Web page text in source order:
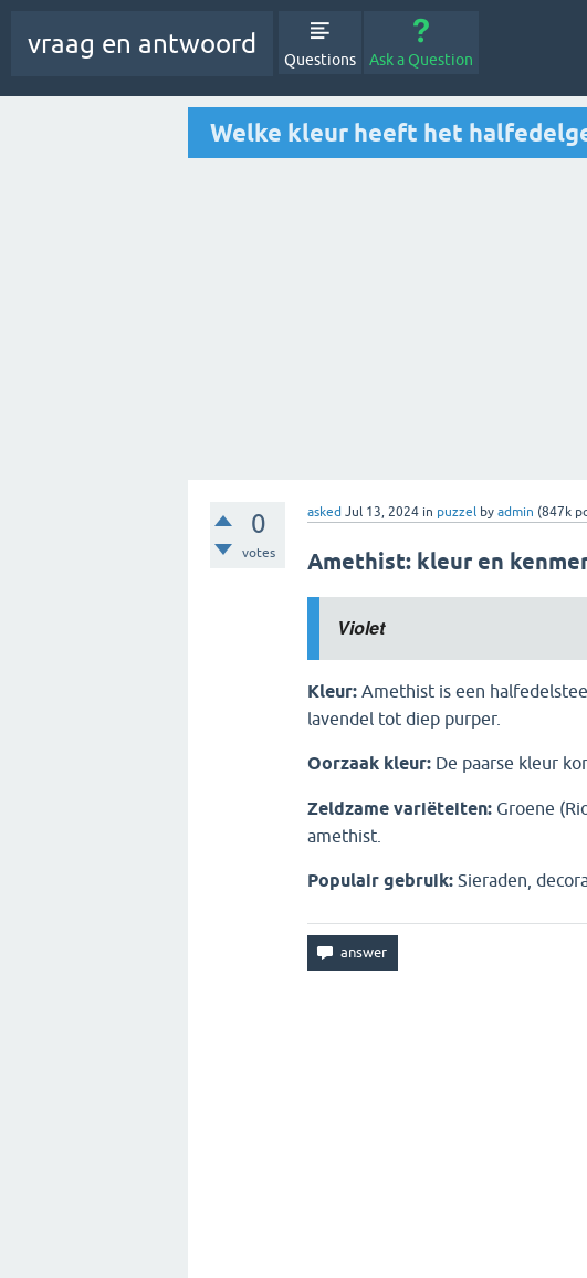
vraag en antwoord
Questions Ask a Question
Welke kleur heeft het
0
votes
asked Jul 13, 2024 in puzzel by admin (847k
Amethist: kleur en
Violet
Kleur: Amethist is een
lavendel tot diep purper.
Oorzaak kleur: De paarse kleur
Zeldzame variëteiten: Groene
amethist.
Populair gebruik: Sieraden,